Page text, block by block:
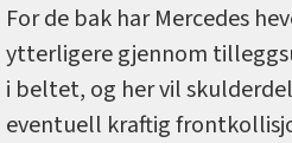
For de bak har Mercedes
ytterligere gjennom
i beltet, og her vil
eventuell kraftig